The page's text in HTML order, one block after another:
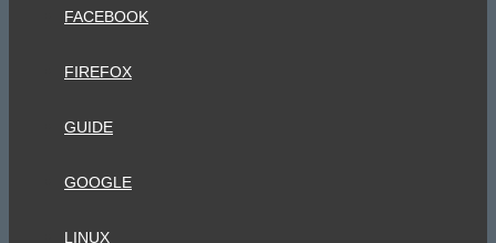
FACEBOOK
FIREFOX
GUIDE
GOOGLE
LINUX